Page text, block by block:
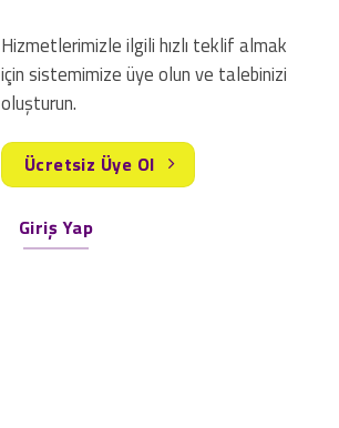
Hizmetlerimizle ilgili hızlı teklif almak
için sistemimize üye olun ve talebinizi
oluşturun.
Ücretsiz Üye Ol
Giriş Yap